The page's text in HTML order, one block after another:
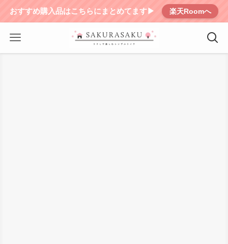
おすすめ購入品はこちらにまとめてます▶︎ 楽天Roomへ